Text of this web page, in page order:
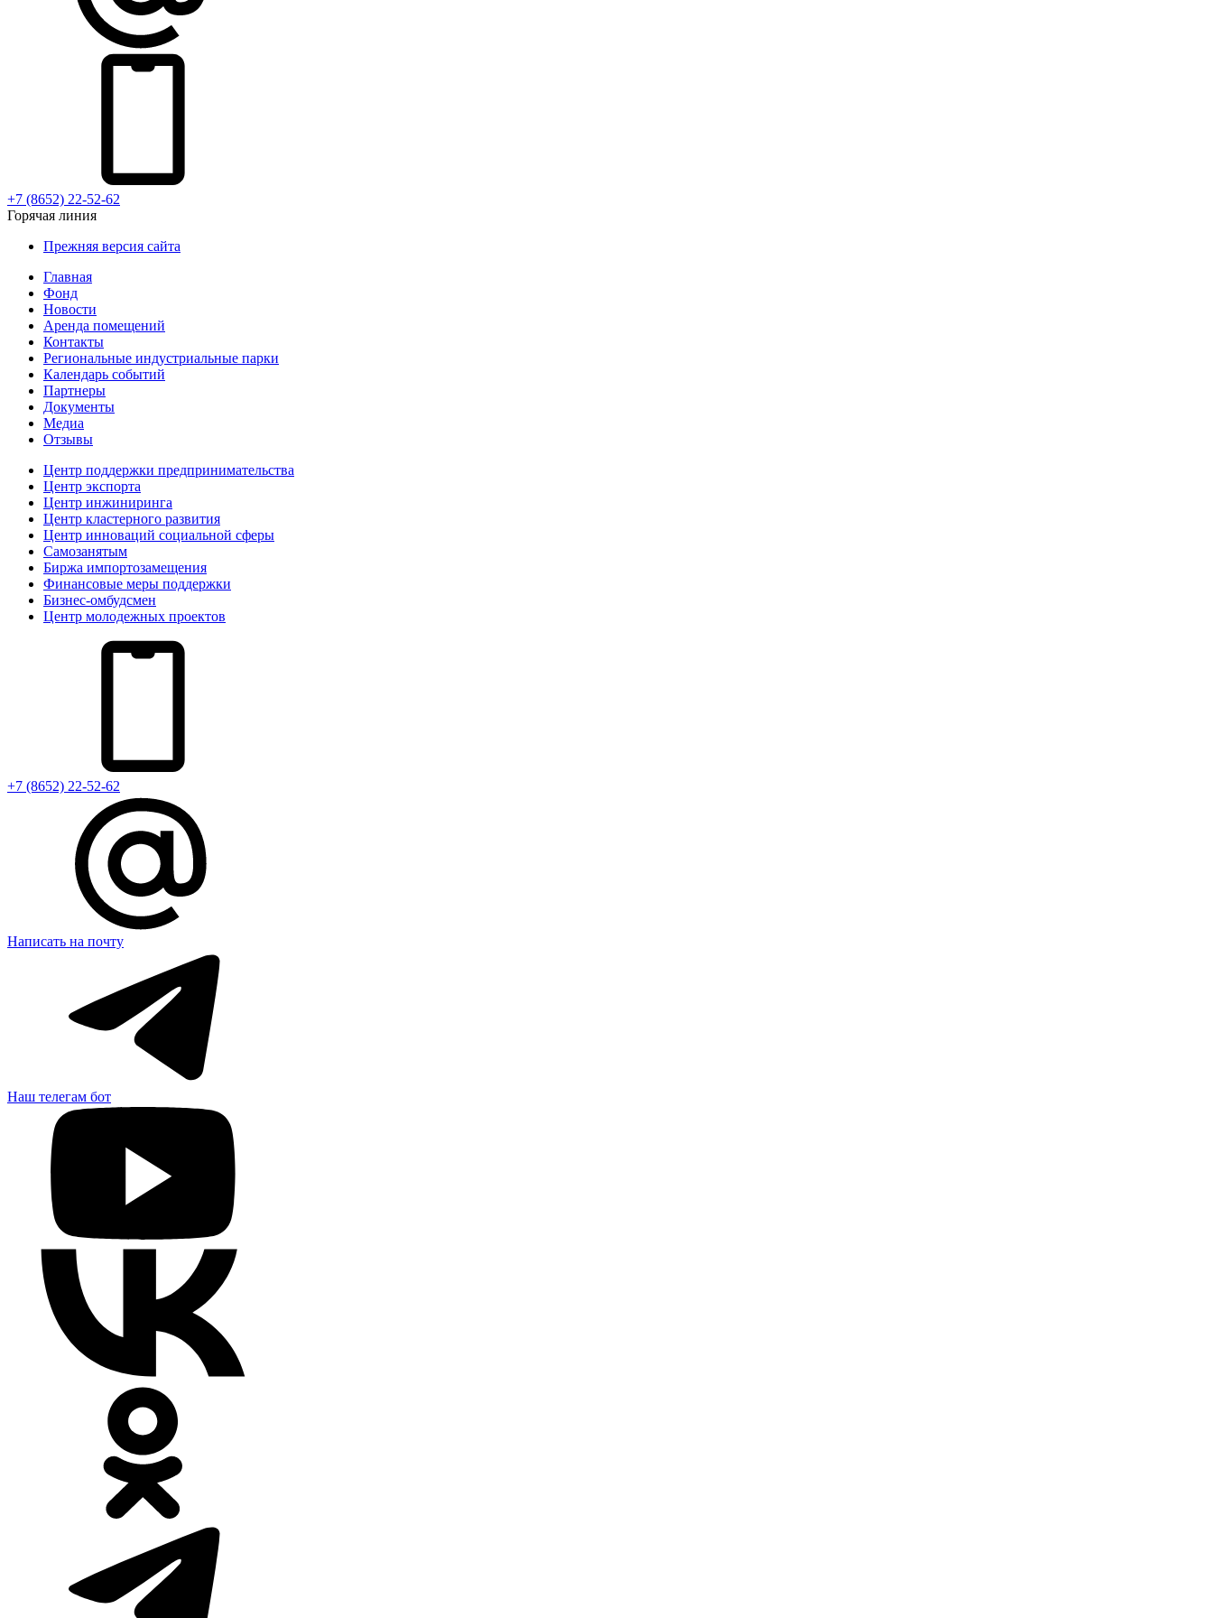
+7 (8652) 22-52-62
Горячая линия
Прежняя версия сайта
Главная
Фонд
Новости
Аренда помещений
Контакты
Региональные индустриальные парки
Календарь событий
Партнеры
Документы
Медиа
Отзывы
Центр поддержки предпринимательства
Центр экспорта
Центр инжиниринга
Центр кластерного развития
Центр инноваций социальной сферы
Cамозанятым
Биржа импортозамещения
Финансовые меры поддержки
Бизнес-омбудсмен
Центр молодежных проектов
+7 (8652) 22-52-62
Написать на почту
Наш телегам бот